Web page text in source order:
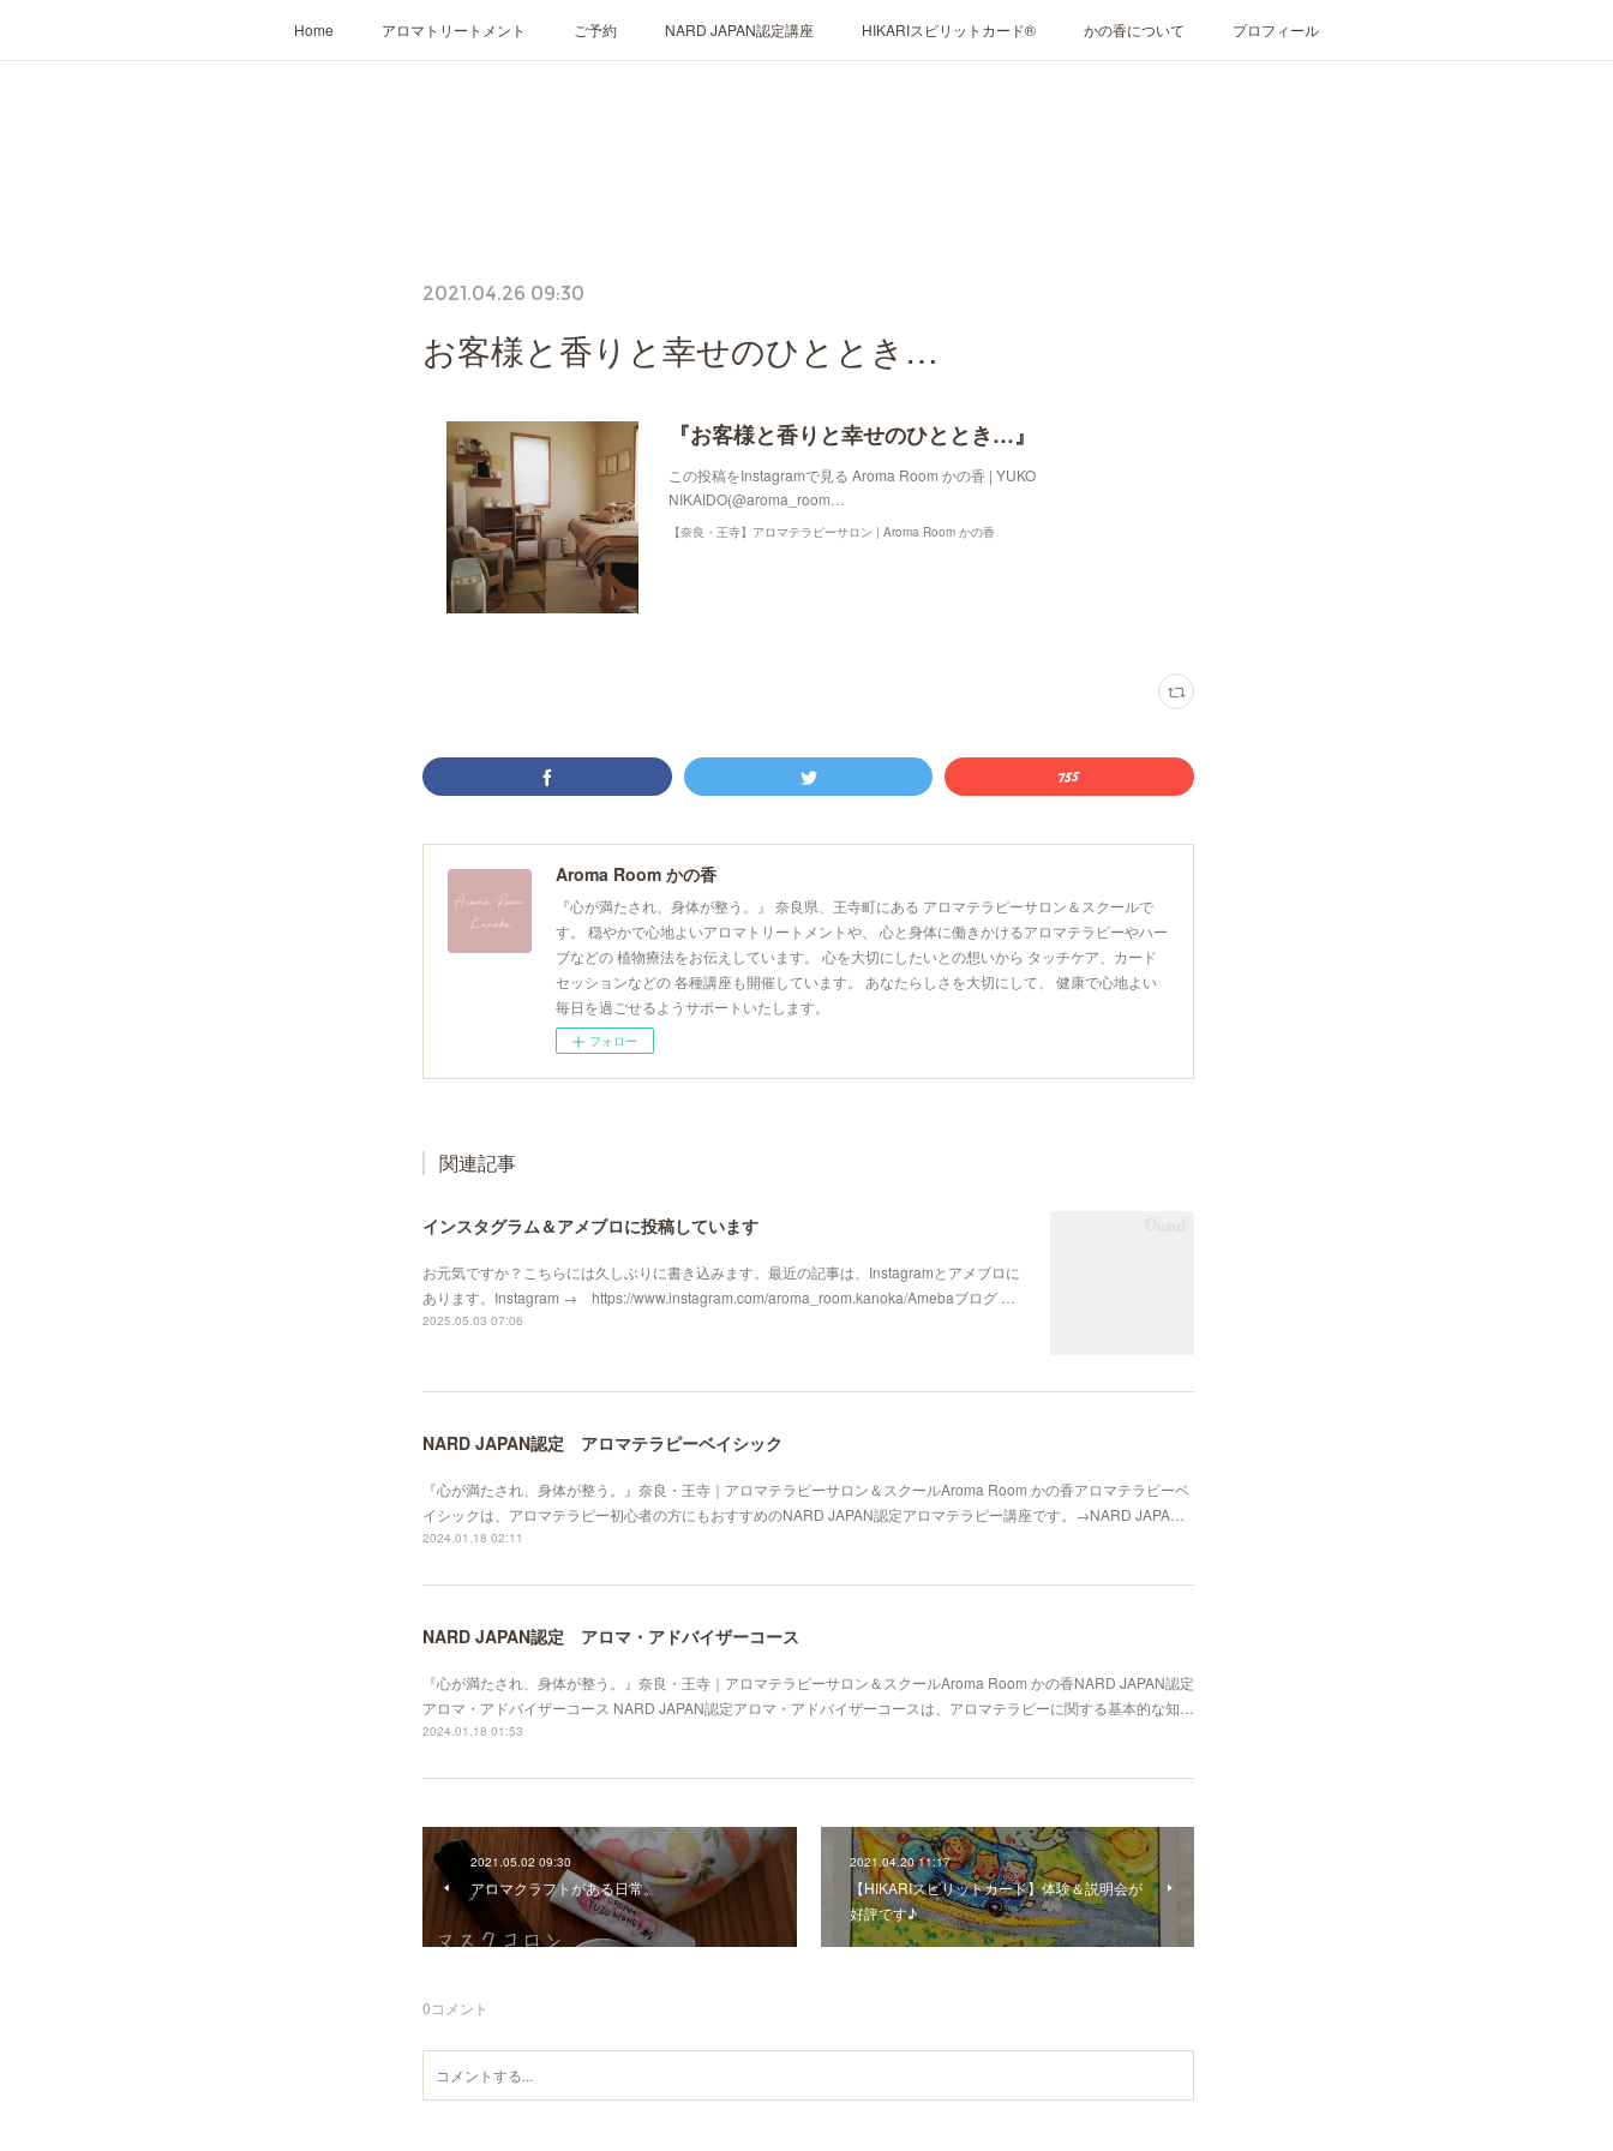
Home アロマトリートメント ご予約 NARD JAPAN認定講座 HIKARIスピリットカード® かの香について プロフィール
2021.04.26 09:30
お客様と香りと幸せのひととき…
『お客様と香りと幸せのひととき…』
この投稿をInstagramで見る Aroma Room かの香 | YUKO
NIKAIDO(@aroma_room…
【奈良・王寺】アロマテラピーサロン | Aroma Room かの香
Aroma Room かの香
『心が満たされ、身体が整う。』 奈良県、王寺町にある アロマテラピーサロン＆スクールで
す。 穏やかで心地よいアロマトリートメントや、 心と身体に働きかけるアロマテラピーやハー
ブなどの 植物療法をお伝えしています。 心を大切にしたいとの想いから タッチケア、カード
セッションなどの 各種講座も開催しています。 あなたらしさを大切にして、 健康で心地よい
毎日を過ごせるようサポートいたします。
フォロー
関連記事
インスタグラム＆アメブロに投稿しています
お元気ですか？こちらには久しぶりに書き込みます。最近の記事は、Instagramとアメブロに
あります。Instagram → https://www.instagram.com/aroma_room.kanoka/Amebaブログ …
2025.05.03 07:06
NARD JAPAN認定 アロマテラピーベイシック
『心が満たされ、身体が整う。』奈良・王寺｜アロマテラピーサロン＆スクールAroma Room かの香アロマテラピーベ
イシックは、アロマテラピー初心者の方にもおすすめのNARD JAPAN認定アロマテラピー講座です。→NARD JAPA…
2024.01.18 02:11
NARD JAPAN認定 アロマ・アドバイザーコース
『心が満たされ、身体が整う。』奈良・王寺｜アロマテラピーサロン＆スクールAroma Room かの香NARD JAPAN認定
アロマ・アドバイザーコース NARD JAPAN認定アロマ・アドバイザーコースは、アロマテラピーに関する基本的な知…
2024.01.18 01:53
2021.05.02 09:30
アロマクラフトがある日常。
2021.04.20 11:17
【HIKARIスピリットカード】体験＆説明会が
好評です♪
0コメント